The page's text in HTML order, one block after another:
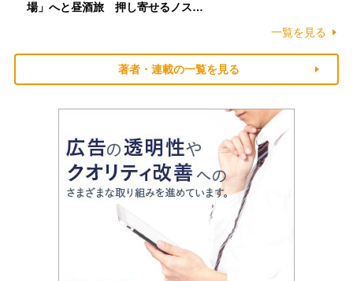
場」へと昼酒旅 押し寄せるノス…
一覧を見る
著者・連載の一覧を見る